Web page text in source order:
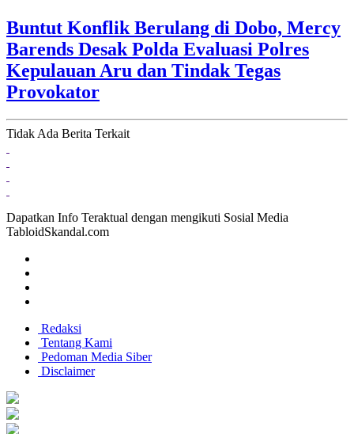
Buntut Konflik Berulang di Dobo, Mercy
Barends Desak Polda Evaluasi Polres
Kepulauan Aru dan Tindak Tegas
Provokator
Tidak Ada Berita Terkait
Dapatkan Info Teraktual dengan mengikuti Sosial Media
TabloidSkandal.com
Redaksi
Tentang Kami
Pedoman Media Siber
Disclaimer